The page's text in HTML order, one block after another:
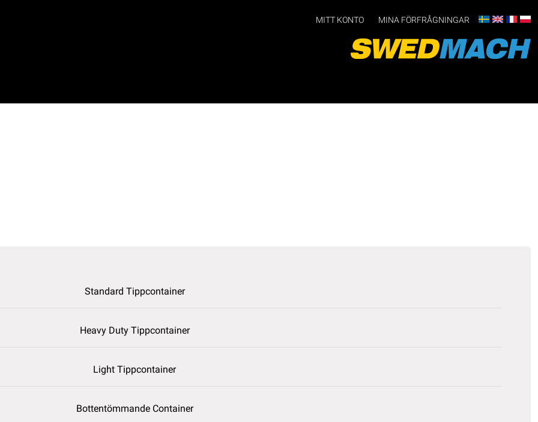
MITT KONTO MINA FÖRFRÅGNINGAR
Standard Tippcontainer
Heavy Duty Tippcontainer
Light Tippcontainer
Bottentömmande Container